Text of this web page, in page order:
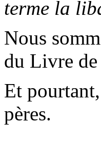
terme la
Nous
du Livre de
Et
pères.